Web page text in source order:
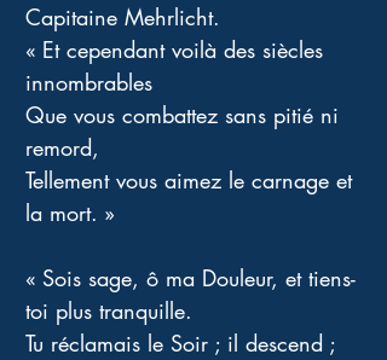
Capitaine Mehrlicht.
« Et cependant voilà des siècles
innombrables
Que vous combattez sans pitié ni
remord,
Tellement vous aimez le carnage et
la mort. »
« Sois sage, ô ma Douleur, et tiens-
toi plus tranquille.
Tu réclamais le Soir ; il descend ;